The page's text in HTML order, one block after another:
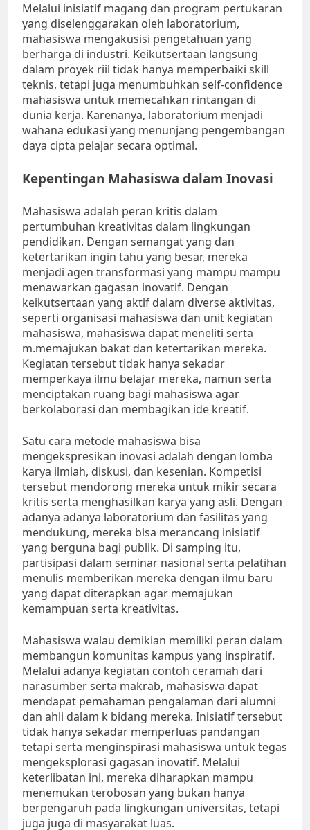
Melalui inisiatif magang dan program pertukaran
yang diselenggarakan oleh laboratorium,
mahasiswa mengakusisi pengetahuan yang
berharga di industri. Keikutsertaan langsung
dalam proyek riil tidak hanya memperbaiki skill
teknis, tetapi juga menumbuhkan self-confidence
mahasiswa untuk memecahkan rintangan di
dunia kerja. Karenanya, laboratorium menjadi
wahana edukasi yang menunjang pengembangan
daya cipta pelajar secara optimal.
Kepentingan Mahasiswa dalam Inovasi
Mahasiswa adalah peran kritis dalam
pertumbuhan kreativitas dalam lingkungan
pendidikan. Dengan semangat yang dan
ketertarikan ingin tahu yang besar, mereka
menjadi agen transformasi yang mampu mampu
menawarkan gagasan inovatif. Dengan
keikutsertaan yang aktif dalam diverse aktivitas,
seperti organisasi mahasiswa dan unit kegiatan
mahasiswa, mahasiswa dapat meneliti serta
m.memajukan bakat dan ketertarikan mereka.
Kegiatan tersebut tidak hanya sekadar
memperkaya ilmu belajar mereka, namun serta
menciptakan ruang bagi mahasiswa agar
berkolaborasi dan membagikan ide kreatif.
Satu cara metode mahasiswa bisa
mengekspresikan inovasi adalah dengan lomba
karya ilmiah, diskusi, dan kesenian. Kompetisi
tersebut mendorong mereka untuk mikir secara
kritis serta menghasilkan karya yang asli. Dengan
adanya adanya laboratorium dan fasilitas yang
mendukung, mereka bisa merancang inisiatif
yang berguna bagi publik. Di samping itu,
partisipasi dalam seminar nasional serta pelatihan
menulis memberikan mereka dengan ilmu baru
yang dapat diterapkan agar memajukan
kemampuan serta kreativitas.
Mahasiswa walau demikian memiliki peran dalam
membangun komunitas kampus yang inspiratif.
Melalui adanya kegiatan contoh ceramah dari
narasumber serta makrab, mahasiswa dapat
mendapat pemahaman pengalaman dari alumni
dan ahli dalam k bidang mereka. Inisiatif tersebut
tidak hanya sekadar memperluas pandangan
tetapi serta menginspirasi mahasiswa untuk tegas
mengeksplorasi gagasan inovatif. Melalui
keterlibatan ini, mereka diharapkan mampu
menemukan terobosan yang bukan hanya
berpengaruh pada lingkungan universitas, tetapi
juga juga di masyarakat luas.